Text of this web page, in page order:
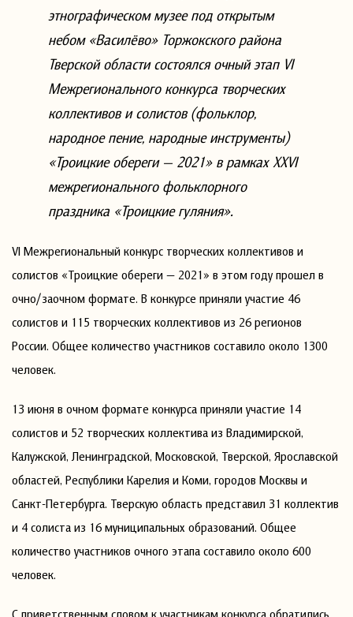
этнографическом музее под открытым
небом «Василёво» Торжокского района
Тверской области состоялся очный этап VI
Межрегионального конкурса творческих
коллективов и солистов (фольклор,
народное пение, народные инструменты)
«Троицкие обереги — 2021» в рамках XXVI
межрегионального фольклорного
праздника «Троицкие гуляния».
VI Межрегиональный конкурс творческих коллективов и
солистов «Троицкие обереги — 2021» в этом году прошел в
очно/заочном формате. В конкурсе приняли участие 46
солистов и 115 творческих коллективов из 26 регионов
России. Общее количество участников составило около 1300
человек.
13 июня в очном формате конкурса приняли участие 14
солистов и 52 творческих коллектива из Владимирской,
Калужской, Ленинградской, Московской, Тверской, Ярославской
областей, Республики Карелия и Коми, городов Москвы и
Санкт-Петербурга. Тверскую область представил 31 коллектив
и 4 солиста из 16 муниципальных образований. Общее
количество участников очного этапа составило около 600
человек.
С приветственным словом к участникам конкурса обратились